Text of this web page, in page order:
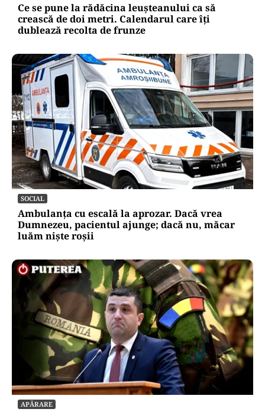
Ce se pune la rădăcina leușteanului ca să
crească de doi metri. Calendarul care îți
dublează recolta de frunze
SOCIAL
Ambulanța cu escală la aprozar. Dacă vrea
Dumnezeu, pacientul ajunge; dacă nu, măcar
luăm niște roșii
APĂRARE